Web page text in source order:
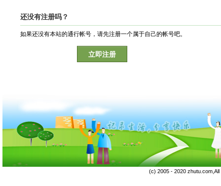
还没有注册吗？
如果还没有本站的通行帐号，请先注册一个属于自己的帐号吧。
立即注册
(c) 2005 - 2020